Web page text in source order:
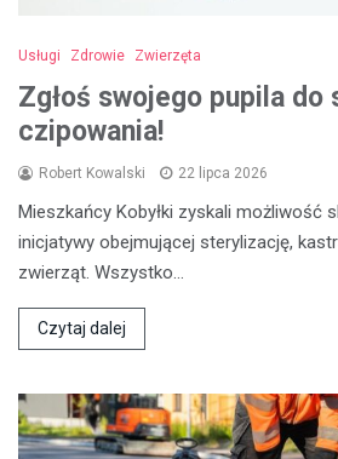
Usługi Zdrowie Zwierzęta
Zgłoś swojego pupila
czipowania!
Robert Kowalski 22 lipca 2026
Mieszkańcy Kobyłki zyskali możliwość
inicjatywy obejmującej sterylizację,
zwierząt. Wszystko…
Czytaj dalej